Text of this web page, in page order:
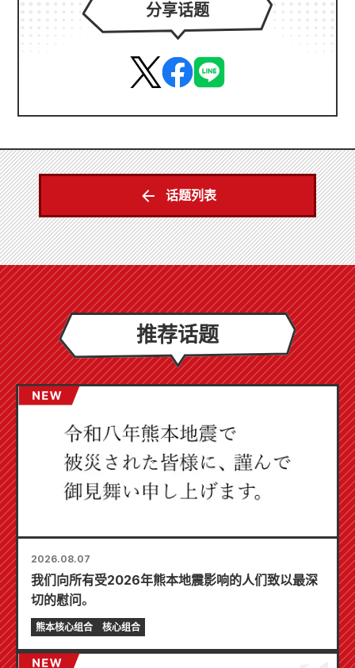
分享话题
话题列表
推荐话题
2026.08.07
我们向所有受2026年熊本地震影响的人们致以最深
切的慰问。
熊本核心组合 核心组合